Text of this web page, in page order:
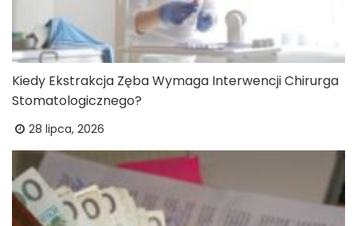
Kiedy Ekstrakcja Zęba Wymaga Interwencji Chirurga
Stomatologicznego?
28 lipca, 2026